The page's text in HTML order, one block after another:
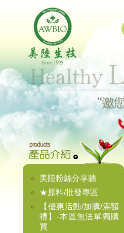
美陸粉絲分享牆
★原料/批發專區
【優惠活動/加購/滿額
禮】-本區無法單獨購
買